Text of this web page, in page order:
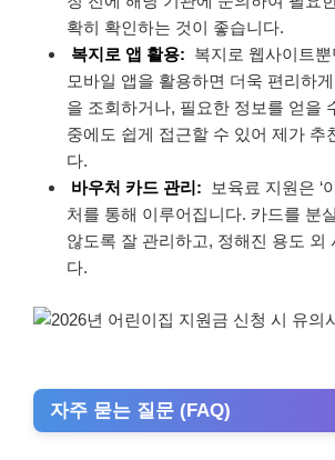
확히 확인하는 것이 좋습니다.
복지로 앱 활용: 복지로 웹사이트
모바일 앱을 활용하면 더욱 편리하
을 조회하거나, 필요한 정보를 얻을
중에도 쉽게 접근할 수 있어 제가 추
다.
바우처 카드 관리:
보육료 지원은 ‘
처를 통해 이루어집니다. 카드를 분
않도록 잘 관리하고, 정해진 용도 외
다.
자주 묻는 질문 (FAQ)